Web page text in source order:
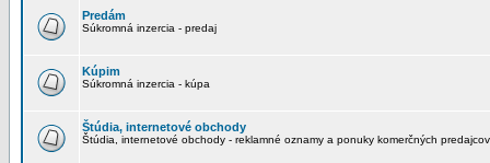
Predám
Súkromná inzercia - predaj
Kúpim
Súkromná inzercia - kúpa
Štúdia, internetové obchody
Štúdia, internetové obchody - reklamné oznamy a ponuky komerčných predajcov